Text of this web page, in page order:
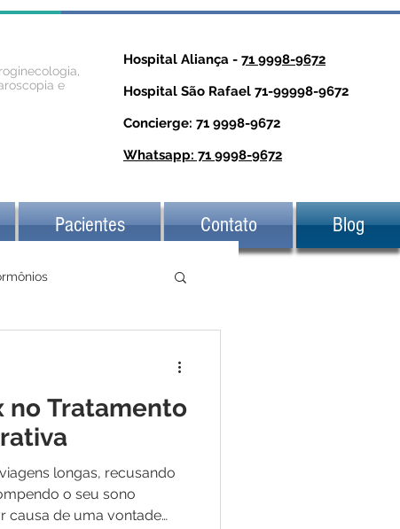
e
Hospital Aliança - 71 9998-9672
Hospital São Rafael 71-99998-9672
Concierge: 71 9998-9672
Whatsapp: 71 9998-9672
Pacientes Contato Blog
no Tratamento
longas, recusando
o seu sono
causa de uma vontade